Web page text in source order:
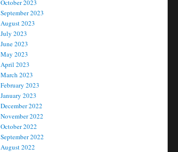
October 2023
September 2023
August 2023
July 2023
June 2023
May 2023
April 2023
March 2023
February 2023
January 2023
December 2022
November 2022
October 2022
September 2022
August 2022